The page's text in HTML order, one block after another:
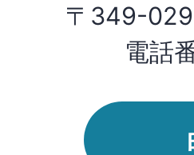
〒349-
電話